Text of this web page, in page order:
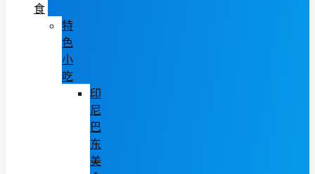
食
特
色
小
吃
印
尼
巴
东
美